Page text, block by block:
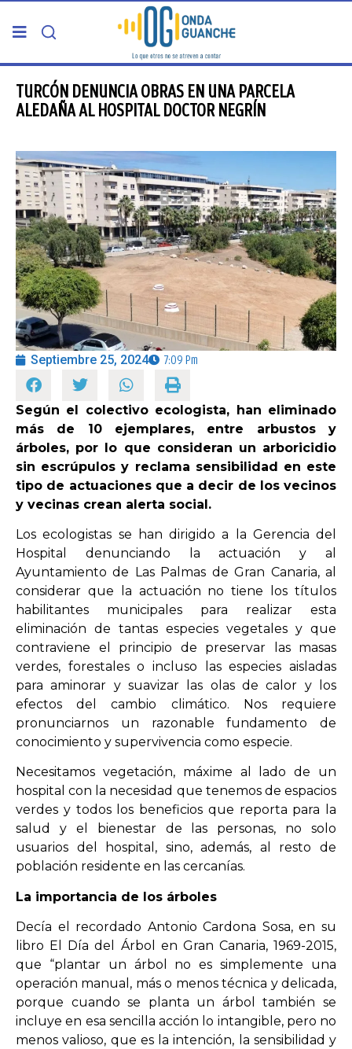
PORTADA
GRAN CANARIA
CANARIAS
5ª COLUMNA
CARTAS DEL DIRECTOR
ENTREVISTAS
OPINIÓN
PROGRAMAS
TURCÓN DENUNCIA OBRAS EN UNA PARCELA
ALEDAÑA AL HOSPITAL DOCTOR NEGRÍN
Septiembre 25, 2024 7:09 Pm
Según el colectivo ecologista, han eliminado
más de 10 ejemplares, entre arbustos y
árboles, por lo que consideran un arboricidio
sin escrúpulos y reclama sensibilidad en este
tipo de actuaciones que a decir de los vecinos
y vecinas crean alerta social.
Los ecologistas se han dirigido a la Gerencia del
Hospital denunciando la actuación y al
Ayuntamiento de Las Palmas de Gran Canaria, al
considerar que la actuación no tiene los títulos
habilitantes municipales para realizar esta
eliminación de tantas especies vegetales y que
contraviene el principio de preservar las masas
verdes, forestales o incluso las especies aisladas
para aminorar y suavizar las olas de calor y los
efectos del cambio climático. Nos requiere
pronunciarnos un razonable fundamento de
conocimiento y supervivencia como especie.
Necesitamos vegetación, máxime al lado de un
hospital con la necesidad que tenemos de espacios
verdes y todos los beneficios que reporta para la
salud y el bienestar de las personas, no solo
usuarios del hospital, sino, además, al resto de
población residente en las cercanías.
La importancia de los árboles
Decía el recordado Antonio Cardona Sosa, en su
libro El Día del Árbol en Gran Canaria, 1969-2015,
que “plantar un árbol no es simplemente una
operación manual, más o menos técnica y delicada,
porque cuando se planta un árbol también se
incluye en esa sencilla acción lo intangible, pero no
menos valioso, que es la intención, la sensibilidad y